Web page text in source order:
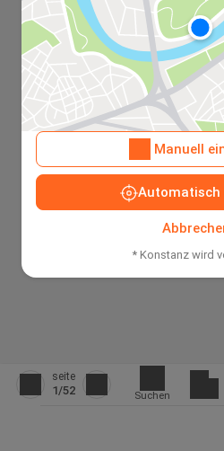
Manuell
Automatisch
* Konstanz wird
seite
1/52 Suchen